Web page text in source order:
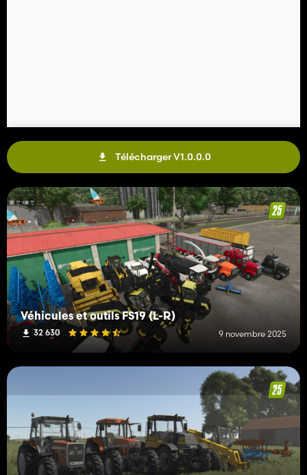
Télécharger V1.0.0.0
Véhicules et outils FS19 (L-R)
32 630 9 novembre 2025